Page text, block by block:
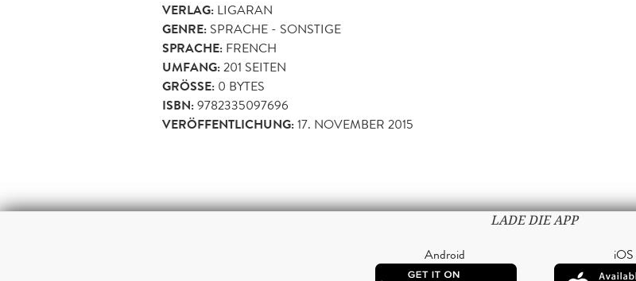
VERLAG: LIGARAN
GENRE: SPRACHE - SONSTIGE
SPRACHE: FRENCH
UMFANG:201 SEITEN
GRÖSSE: 0 BYTES
ISBN:9782335097696
VERÖFFENTLICHUNG:17. NOVEMBER 2015
LADE DIE APP
Android iOS